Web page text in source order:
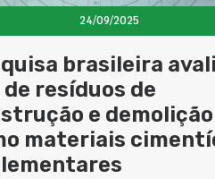
24/09/2025
brasileira
de resíduos de
e demolição
materiais